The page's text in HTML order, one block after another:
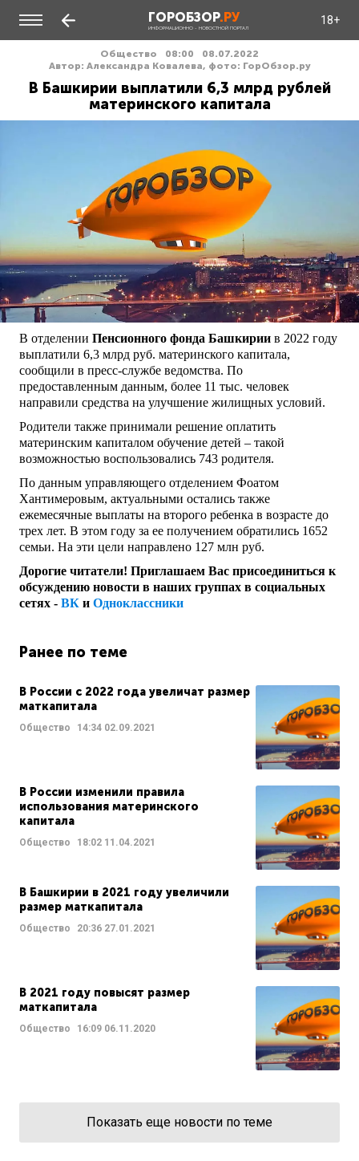
ГОРОБЗОР.РУ
ИНФОРМАЦИОННО - НОВОСТНОЙ ПОРТАЛ
18+
Общество 08:00
08.07.2022
Автор: Александра Ковалева, фото: ГорОбзор.ру
В Башкирии выплатили 6,3 млрд рублей
материнского капитала
В отделении Пенсионного фонда Башкирии в 2022 году
выплатили 6,3 млрд руб. материнского капитала,
сообщили в пресс-службе ведомства. По
предоставленным данным, более 11 тыс. человек
направили средства на улучшение жилищных условий.
Родители также принимали решение оплатить
материнским капиталом обучение детей – такой
возможностью воспользовались 743 родителя.
По данным управляющего отделением Фоатом
Хантимеровым, актуальными остались также
ежемесячные выплаты на второго ребенка в возрасте до
трех лет. В этом году за ее получением обратились 1652
семьи. На эти цели направлено 127 млн руб.
Дорогие читатели! Приглашаем Вас присоединиться к
обсуждению новости в наших группах в социальных
сетях - ВК и Одноклассники
Ранее по теме
В России с 2022 года увеличат размер
маткапитала
Общество 14:34 02.09.2021
В России изменили правила
использования материнского
капитала
Общество 18:02 11.04.2021
В Башкирии в 2021 году увеличили
размер маткапитала
Общество 20:36 27.01.2021
В 2021 году повысят размер
маткапитала
Общество 16:09 06.11.2020
Показать еще новости по теме